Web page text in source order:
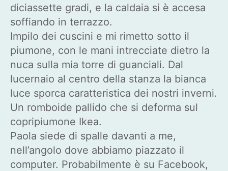
diciassette gradi, e la caldaia si è accesa
soffiando in terrazzo.
Impilo dei cuscini e mi rimetto sotto il
piumone, con le mani intrecciate dietro la
nuca sulla mia torre di guanciali. Dal
lucernaio al centro della stanza la bianca
luce sporca caratteristica dei nostri inverni.
Un romboide pallido che si deforma sul
copripiumone Ikea.
Paola siede di spalle davanti a me,
nell’angolo dove abbiamo piazzato il
computer. Probabilmente è su Facebook,